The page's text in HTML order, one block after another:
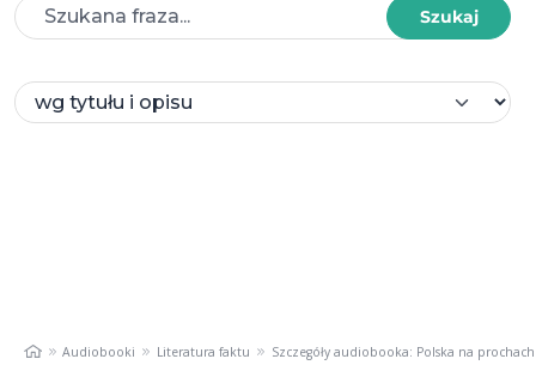
Szukaj
Audiobooki Literatura faktu Szczegóły audiobooka: Polska na prochach